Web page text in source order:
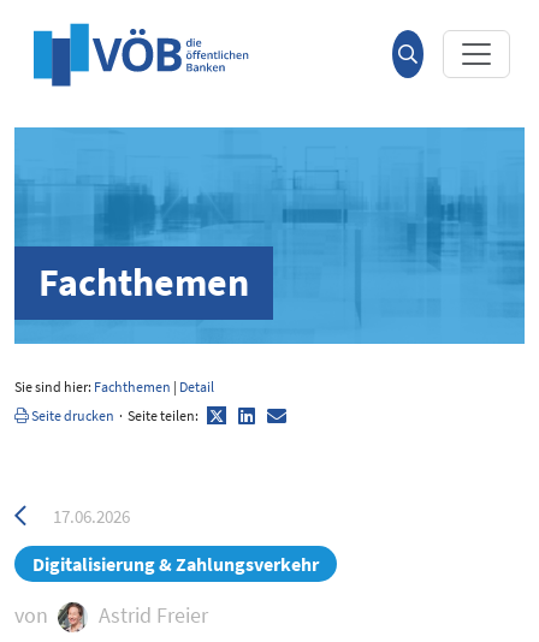
Suche
öffnen
Fachthemen
Sie sind hier: Fachthemen | Detail
Seite drucken · Seite teilen: TwitterLinkedIn
E-
Mail
Zurück
zur
17.06.2026
Digitalisierung & Zahlungsverkehr
von Astrid Freier